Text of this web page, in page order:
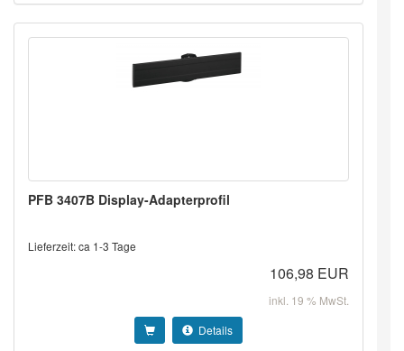
PFB 3407B Display-Adapterprofil
Lieferzeit: ca 1-3 Tage
106,98 EUR
inkl. 19 % MwSt.
Details